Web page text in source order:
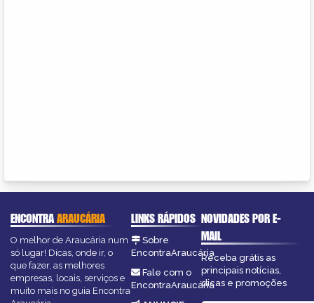
ENCONTRAARAUCÁRIA
O melhor de Araucária num
só lugar! Dicas, onde ir, o
que fazer, as melhores
empresas, locais, serviços e
muito mais no guia Encontra
LINKS RÁPIDOS
Sobre
EncontraAraucária
Fale com o
EncontraAraucária
NOVIDADES POR E-
MAIL
Receba grátis as
principais notícias,
dicas e promoções